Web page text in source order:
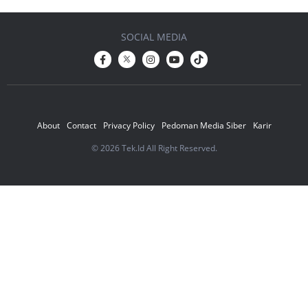
About Contact Privacy Policy Pedoman Media Siber
Karir
© 2026 Tek.Id All Right Reserved.
SOCIAL MEDIA